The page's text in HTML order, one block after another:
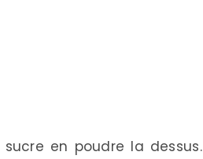
en poudre la dessus.